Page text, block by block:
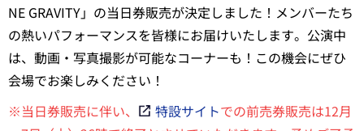
NE GRAVITY」の当日券販売が決定しました！メンバーたち
の熱いパフォーマンスを皆様にお届けいたします。公演中
は、動画・写真撮影が可能なコーナーも！この機会にぜひ
会場でお楽しみください！
※当日券販売に伴い、
特設サイトでの前売券販売は12月